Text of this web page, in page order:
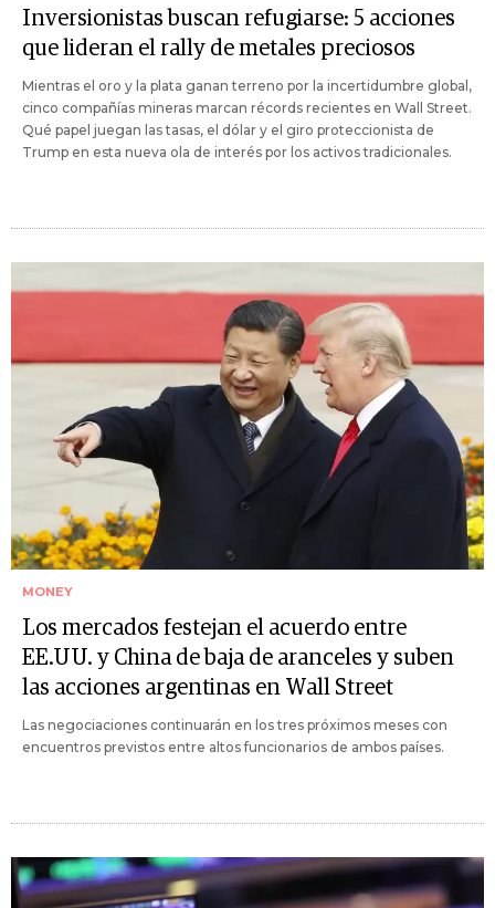
Inversionistas buscan refugiarse: 5 acciones
que lideran el rally de metales preciosos
Mientras el oro y la plata ganan terreno por la incertidumbre global,
cinco compañías mineras marcan récords recientes en Wall Street.
Qué papel juegan las tasas, el dólar y el giro proteccionista de
Trump en esta nueva ola de interés por los activos tradicionales.
MONEY
Los mercados festejan el acuerdo entre
EE.UU. y China de baja de aranceles y suben
las acciones argentinas en Wall Street
Las negociaciones continuarán en los tres próximos meses con
encuentros previstos entre altos funcionarios de ambos países.